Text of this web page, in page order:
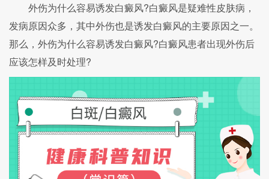
外伤为什么容易诱发白癜风?白癜风是疑难性皮肤病，
发病原因众多，其中外伤也是诱发白癜风的主要原因之一。
那么，外伤为什么容易诱发白癜风?白癜风患者出现外伤后
应该怎样及时处理?